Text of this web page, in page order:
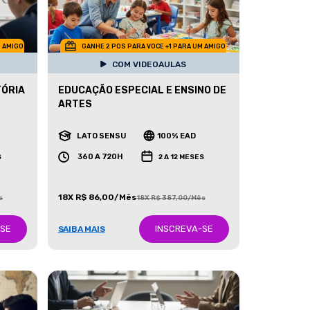
AMIGO GANHE 2 POS PARA VOCE +1 PARA UM AMIGO
COM VIDEOAULAS
EDUCAÇÃO ESPECIAL E ENSINO DE
ARTES
LATO SENSU 100% EAD
360 A 720H 2 A 12 MESES
18X R$ 86,00/Mês18X R$ 387,00/Mês
SAIBA MAIS INSCREVA-SE